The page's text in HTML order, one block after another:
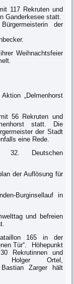
117 Rekruten und
Ganderkesee statt.
der
Weihnachtsfeier
„Delmenhorst
56 Rekruten und
statt. Die
der Stadt
eine Rede.
32. Deutschen
der Auflösung für
Burginsellauf in
und befreien
165 in der
Tür“. Höhepunkt
Rekrutinnen und
Holger Ortel,
Zarger hält